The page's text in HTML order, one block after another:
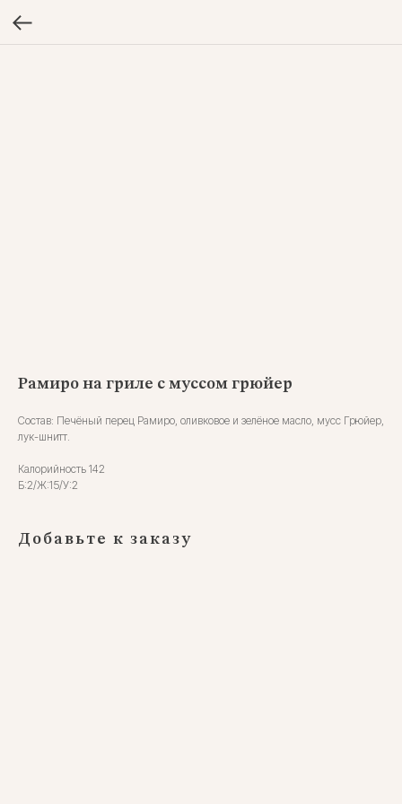
Рамиро на гриле с муссом грюйер
Состав: Печёный перец Рамиро, оливковое и зелёное масло, мусс Грюйер,
лук-шнитт.
Калорийность 142
Б:2/Ж:15/У:2
Добавьте к заказу